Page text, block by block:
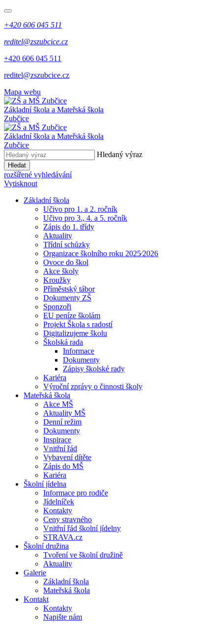
+420 606 045 511
reditel@zszubcice.cz
+420 606 045 511
reditel@zszubcice.cz
Mapa webu
Základní škola a Mateřská škola
Zubčice
Základní škola a Mateřská škola
Zubčice
Hledaný výraz
Hledat
rozšířené vyhledávání
Vytisknout
Základní škola
Učivo pro 1. a 2. ročník
Učivo pro 3., 4. a 5. ročník
Zápis do 1. třídy
Aktuality
Třídní schůzky
Organizace školního roku 2025⁄2026
Ovoce do škol
Akce školy
Kroužky
Příměstský tábor
Dokumenty ZŠ
Sponzoři
EU peníze školám
Projekt Škola s radostí
Digitalizujeme školu
Školská rada
Informace
Dokumenty
Zápisy školské rady
Kariéra
Výroční zprávy o činnosti školy
Mateřská škola
Akce MŠ
Aktuality MŠ
Denní režim
Dokumenty
Inspirace
Vnitřní řád
Vybavení dítěte
Zápis do MŠ
Kariéra
Školní jídelna
Informace pro rodiče
Jídelníček
Kontakty
Ceny stravného
Vnitřní řád školní jídelny
STRAVA.cz
Školní družina
Tvoření ve školní družině
Aktuality
Galerie
Základní škola
Mateřská škola
Kontakt
Kontakty
Napište nám